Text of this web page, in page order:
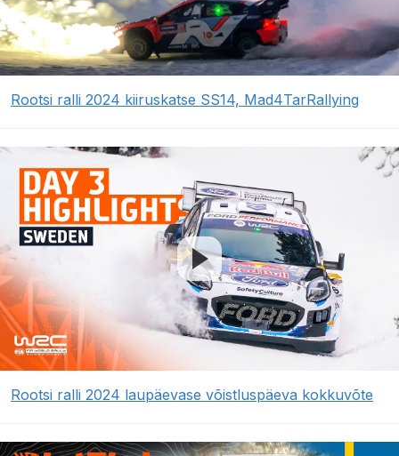
Rootsi ralli 2024 kiiruskatse SS14, Mad4TarRallying
Rootsi ralli 2024 laupäevase võistluspäeva kokkuvõte